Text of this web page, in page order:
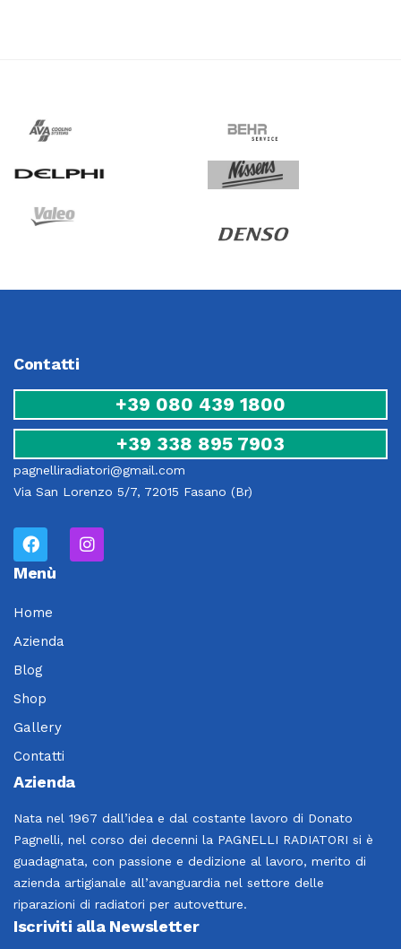
Contatti
+39 080 439 1800
+39 338 895 7903
pagnelliradiatori@gmail.com
Via San Lorenzo 5/7, 72015 Fasano (Br)
Menù
Home
Azienda
Blog
Shop
Gallery
Contatti
Azienda
Nata nel 1967 dall’idea e dal costante lavoro di Donato
Pagnelli, nel corso dei decenni la PAGNELLI RADIATORI si è
guadagnata, con passione e dedizione al lavoro, merito di
azienda artigianale all’avanguardia nel settore delle
riparazioni di radiatori per autovetture.
Iscriviti alla Newsletter